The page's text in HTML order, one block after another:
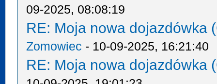
09-2025, 08:08:19
RE: Moja nowa dojazdówka
Zomowiec - 10-09-2025, 16:21:40
RE: Moja nowa dojazdówka